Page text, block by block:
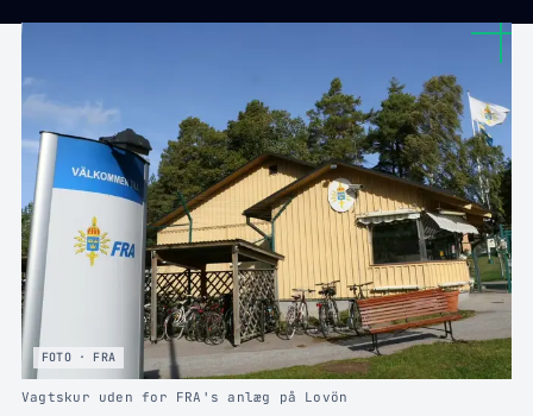
FOTO · FRA
Vagtskur uden for FRA's anlæg på Lovön